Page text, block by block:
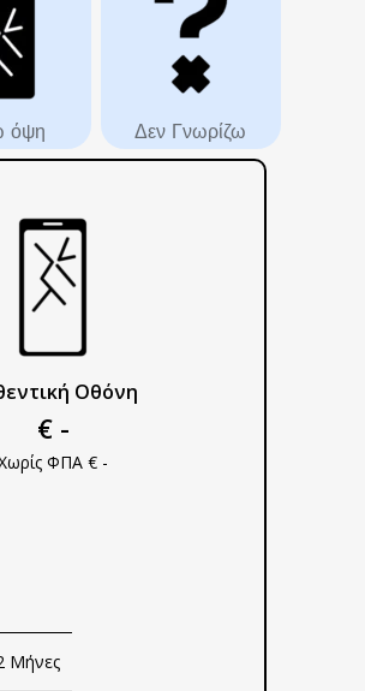
όψη Δεν Γνωρίζω
Οθόνη
€ -
ΦΠΑ € -
Μήνες